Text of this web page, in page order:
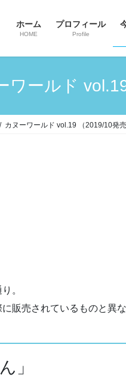
ホーム
HOME
プロフィール
Profile
ワールド
カヌーワールド vol.19 （2019/10発売
。
販売されているものと異な
」